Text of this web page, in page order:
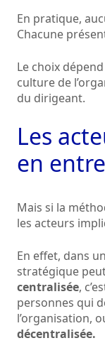
En pratique,
Chacune
Le choix
culture de
du dirigeant.
Les
en
Mais si la
les acteurs
En effet, dans
stratégique
centralisée,
personnes qui
l’organisation,
décentralisée.